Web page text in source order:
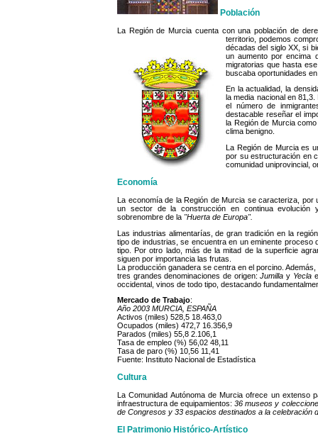
Población
La Región de Murcia cuenta con una población de
territorio, podemos
décadas del siglo XX, si
un aumento por encima
migratorias que hasta
buscaba oportunidades
En la actualidad, la
la media nacional en
el número de
destacable reseñar el
la Región de Murcia
clima benigno.
La Región de Murcia es
por su estructuración en
comunidad uniprovincial,
Economía
La economía de la Región de Murcia se caracteriza,
un sector de la construcción en continua evolución
sobrenombre de la "Huerta de Europa".
Las industrias alimentarías, de gran tradición en la
tipo de industrias, se encuentra en un eminente
tipo. Por otro lado, más de la mitad de la superficie
siguen por importancia las frutas.
La producción ganadera se centra en el porcino.
tres grandes denominaciones de origen:Jumilla y Yecla
occidental, vinos de todo tipo, destacando
Mercado de Trabajo:
Año 2003 MURCIA, ESPAÑA
Activos (miles) 528,5 18.463,0
Ocupados (miles) 472,7 16.356,9
Parados (miles) 55,8 2.106,1
Tasa de empleo (%) 56,02 48,11
Tasa de paro (%) 10,56 11,41
Fuente: Instituto Nacional de Estadística
Cultura
La Comunidad Autónoma de Murcia ofrece un extenso
infraestructura de equipamientos:36 museos y
de Congresos y 33 espacios destinados a la celebración
El Patrimonio Histórico-Artístico